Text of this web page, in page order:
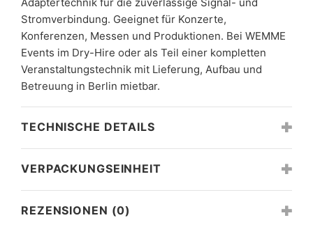
Stromverbindung. Geeignet für Konzerte,
Konferenzen, Messen und Produktionen. Bei WEMME
Events im Dry-Hire oder als Teil einer kompletten
Veranstaltungstechnik mit Lieferung, Aufbau und
Betreuung in Berlin mietbar.
TECHNISCHE DETAILS
VERPACKUNGSEINHEIT
REZENSIONEN (0)